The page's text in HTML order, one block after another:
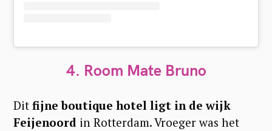
4. Room Mate Bruno
Dit fijne boutique hotel ligt in de wijk
Feijenoord in Rotterdam. Vroeger was het